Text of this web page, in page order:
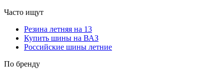
Часто ищут
Резина летняя на 13
Купить шины на ВАЗ
Российские шины летние
По бренду